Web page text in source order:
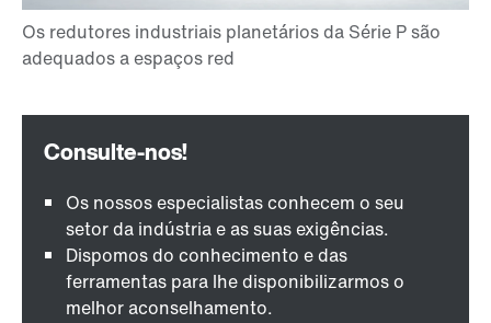
Os nossos especialistas conhecem o seu
setor da indústria e as suas exigências.
Dispomos do conhecimento e das
ferramentas para lhe disponibilizarmos o
melhor aconselhamento.